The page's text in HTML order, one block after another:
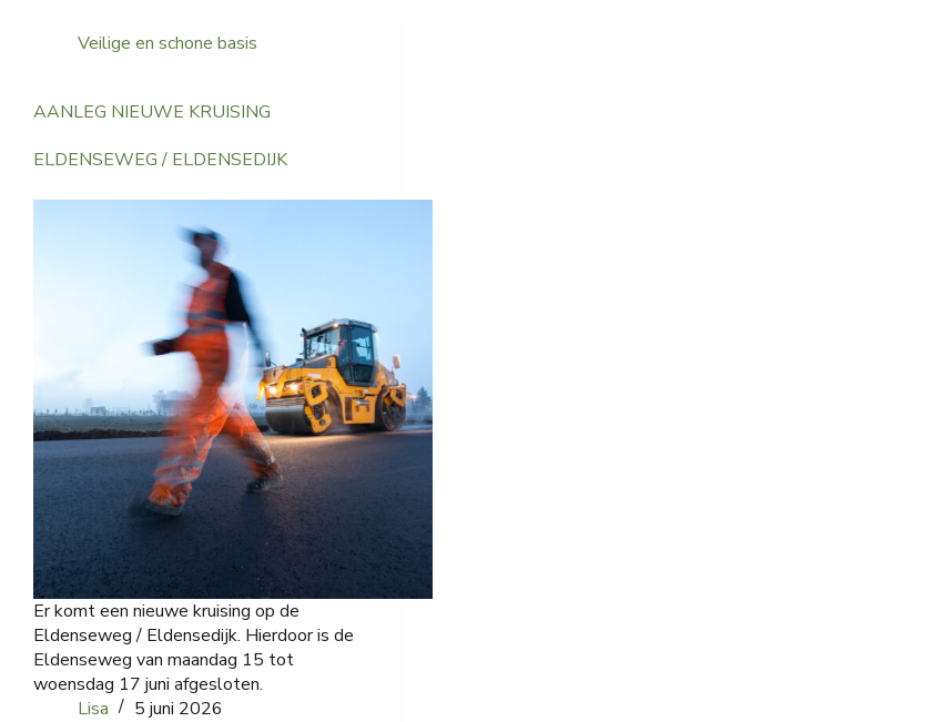
Veilige en schone basis
AANLEG NIEUWE KRUISING
ELDENSEWEG / ELDENSEDIJK
Er komt een nieuwe kruising op de
Eldenseweg / Eldensedijk. Hierdoor is de
Eldenseweg van maandag 15 tot
woensdag 17 juni afgesloten.
Lisa
5 juni 2026